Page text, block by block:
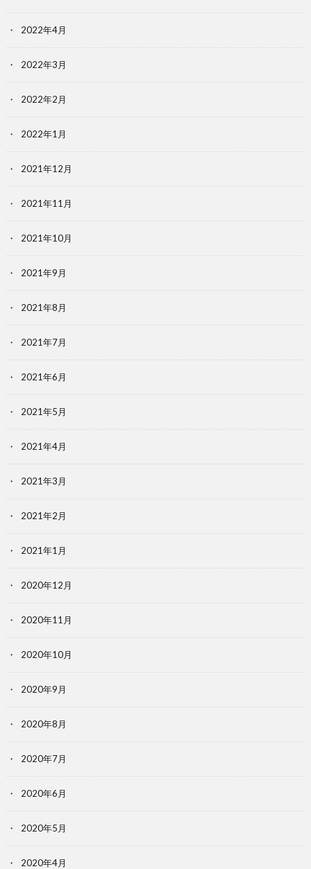
2022年4月
2022年3月
2022年2月
2022年1月
2021年12月
2021年11月
2021年10月
2021年9月
2021年8月
2021年7月
2021年6月
2021年5月
2021年4月
2021年3月
2021年2月
2021年1月
2020年12月
2020年11月
2020年10月
2020年9月
2020年8月
2020年7月
2020年6月
2020年5月
2020年4月